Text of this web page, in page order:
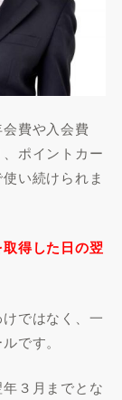
費や入会費
ポイントカー
い続けられま
得した日の翌
ではなく、一
です。
３月までとな